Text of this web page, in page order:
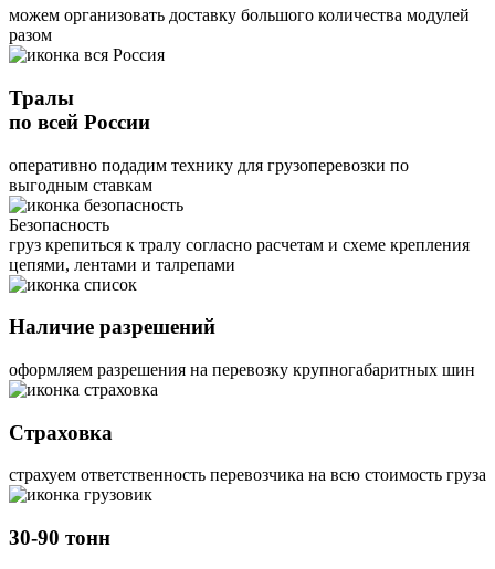
можем организовать доставку большого количества модулей
разом
Тралы
по всей России
оперативно подадим технику для грузоперевозки по
выгодным ставкам
Безопасность
груз крепиться к тралу согласно расчетам и схеме крепления
цепями, лентами и талрепами
Наличие разрешений
оформляем разрешения на перевозку крупногабаритных шин
Страховка
страхуем ответственность перевозчика на всю стоимость груза
30-90 тонн